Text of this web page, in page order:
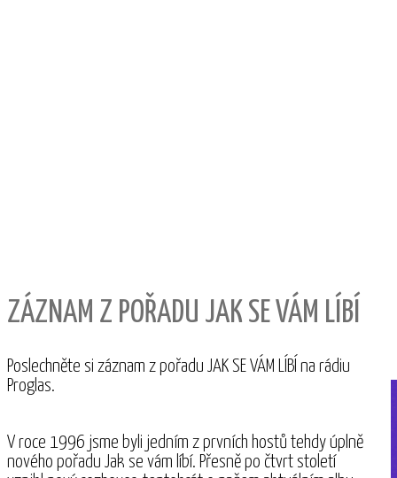
ZÁZNAM Z POŘADU JAK SE VÁM LÍBÍ
Poslechněte si záznam z pořadu JAK SE VÁM LÍBÍ na rádiu
Proglas.
V roce 1996 jsme byli jedním z prvních hostů tehdy úplně
nového pořadu Jak se vám líbí. Přesně po čtvrt století